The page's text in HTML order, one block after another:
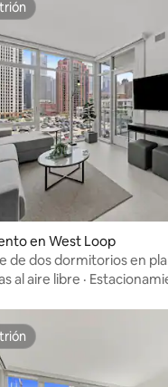
en West Loop
de dos dormitorios en
al aire libre ·